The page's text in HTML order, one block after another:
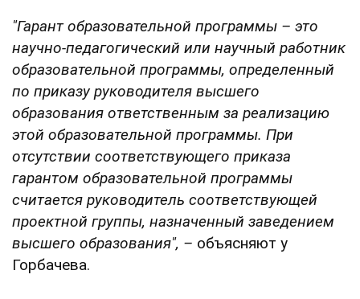
"Гарант образовательной программы – это
научно-педагогический или научный работник
образовательной программы, определенный
по приказу руководителя высшего
образования ответственным за реализацию
этой образовательной программы. При
отсутствии соответствующего приказа
гарантом образовательной программы
считается руководитель соответствующей
проектной группы, назначенный заведением
высшего образования", – объясняют у
Горбачева.